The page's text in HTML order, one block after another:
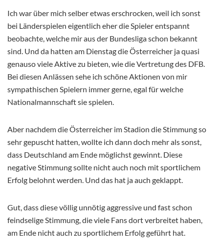
Ich war über mich selber etwas erschrocken, weil ich sonst
bei Länderspielen eigentlich eher die Spieler entspannt
beobachte, welche mir aus der Bundesliga schon bekannt
sind. Und da hatten am Dienstag die Österreicher ja quasi
genauso viele Aktive zu bieten, wie die Vertretung des DFB.
Bei diesen Anlässen sehe ich schöne Aktionen von mir
sympathischen Spielern immer gerne, egal für welche
Nationalmannschaft sie spielen.
Aber nachdem die Österreicher im Stadion die Stimmung so
sehr gepuscht hatten, wollte ich dann doch mehr als sonst,
dass Deutschland am Ende möglichst gewinnt. Diese
negative Stimmung sollte nicht auch noch mit sportlichem
Erfolg belohnt werden. Und das hat ja auch geklappt.
Gut, dass diese völlig unnötig aggressive und fast schon
feindselige Stimmung, die viele Fans dort verbreitet haben,
am Ende nicht auch zu sportlichem Erfolg geführt hat.